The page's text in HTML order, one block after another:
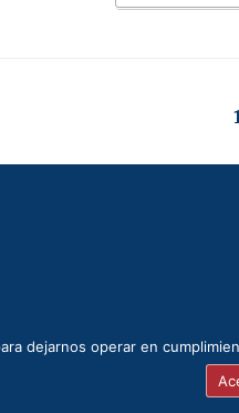
dejarnos operar en